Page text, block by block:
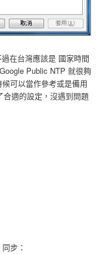
在台灣應該是 國家時間
Public NTP 就很夠
可以當作參考或是備用
合適的設定，沒遇到問題
步：